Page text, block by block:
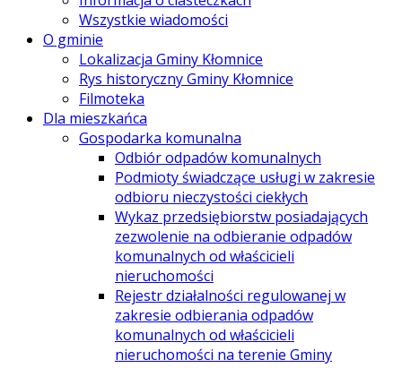
Wszystkie wiadomości
O gminie
Lokalizacja Gminy Kłomnice
Rys historyczny Gminy Kłomnice
Filmoteka
Dla mieszkańca
Gospodarka komunalna
Odbiór odpadów komunalnych
Podmioty świadczące usługi w zakresie
odbioru nieczystości ciekłych
Wykaz przedsiębiorstw posiadających
zezwolenie na odbieranie odpadów
komunalnych od właścicieli
nieruchomości
Rejestr działalności regulowanej w
zakresie odbierania odpadów
komunalnych od właścicieli
nieruchomości na terenie Gminy